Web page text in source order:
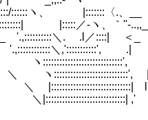
|:::::::〈.、__
|:::::／-ヽ、｀''-..,,_
＼. .l／::::|
＼,':::::::::::',
,'